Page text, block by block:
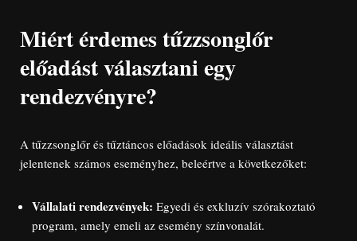
Miért érdemes tűzzsonglőr
előadást választani egy
rendezvényre?
A tűzzsonglőr és tűztáncos előadások ideális választást
jelentenek számos eseményhez, beleértve a következőket:
Vállalati rendezvények: Egyedi és exkluzív szórakoztató
program, amely emeli az esemény színvonalát.